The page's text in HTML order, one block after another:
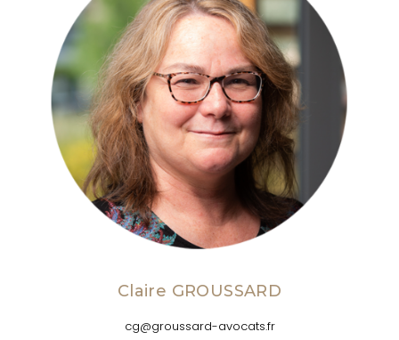
Claire GROUSSARD
cg@groussard-avocats.fr